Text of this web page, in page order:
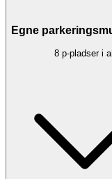
Egne
8 p-pladser i